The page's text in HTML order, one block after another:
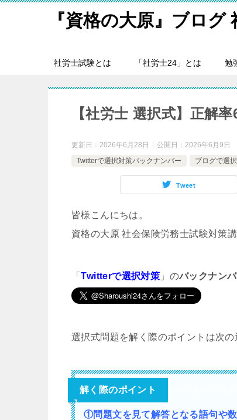
『資格の大原』ブログ
社労士試験とは 「社労士24」とは 勉
【社労士 選択式】正解
更新日： 2026年6月28日 公開日： 2026年6月9日
Twitterで選択対策バックナンバー
ブログで選
Tweet
皆様こんにちは。
資格の大原 社会保険労務士試験対策講
「Twitterで選択対策 」のバックナン
選択式問題を解く際のポイントは次の
解く際のポイント
①問題文を見て解答となる語句や